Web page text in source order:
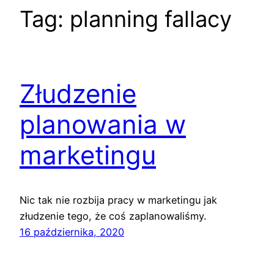
Tag: planning fallacy
Złudzenie
planowania w
marketingu
Nic tak nie rozbija pracy w marketingu jak
złudzenie tego, że coś zaplanowaliśmy.
16 października, 2020